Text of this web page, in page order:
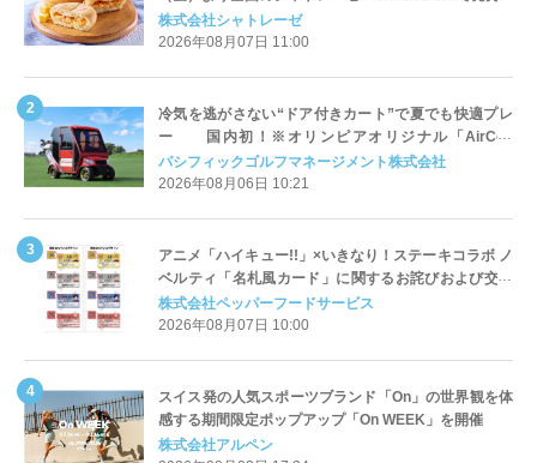
株式会社シャトレーゼ
2026年08月07日 11:00
冷気を逃がさない“ドア付きカート”で夏でも快適プレ
ー 国内初！※オリンピアオリジナル「AirCon
Cart（エアコンカート）」導入 | ＰＧＭ
パシフィックゴルフマネージメント株式会社
2026年08月06日 10:21
アニメ「ハイキュー!!」×いきなり！ステーキコラボ ノ
ベルティ「名札風カード」に関するお詫びおよび交換
対応についてのご案内
株式会社ペッパーフードサービス
2026年08月07日 10:00
スイス発の人気スポーツブランド「On」の世界観を体
感する期間限定ポップアップ「On WEEK」を開催
株式会社アルペン